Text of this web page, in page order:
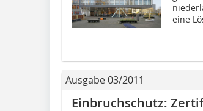
eine
Ausgabe 03/2011
Einbruchschutz: